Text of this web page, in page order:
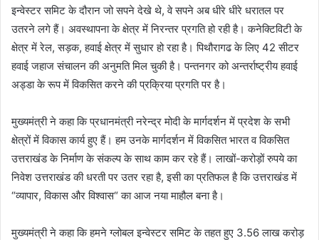
इन्वेस्टर समिट के दौरान जो सपने देखे थे, वे सपने अब धीरे धीरे धरातल पर
उतरने लगे हैं। अवस्थापना के क्षेत्र में निरन्तर प्रगति हो रही है। कनेक्टिविटी के
क्षेत्र में रेल, सड़क, हवाई क्षेत्र में सुधार हो रहा है। पिथौरागढ के लिए 42 सीटर
हवाई जहाज संचालन की अनुमति मिल चुकी है। पन्तनगर को अन्तर्राष्ट्रीय हवाई
अड्डा के रूप में विकसित करने की प्रक्रिया प्रगति पर है।
मुख्यमंत्री ने कहा कि प्रधानमंत्री नरेन्द्र मोदी के मार्गदर्शन में प्रदेश के सभी
क्षेत्रों में विकास कार्य हुए हैं। हम उनके मार्गदर्शन में विकसित भारत व विकसित
उत्तराखंड के निर्माण के संकल्प के साथ काम कर रहे हैं। लाखों-करोड़ों रुपये का
निवेश उत्तराखंड की धरती पर उतर रहा है, इसी का प्रतिफल है कि उत्तराखंड में
“व्यापार, विकास और विश्वास“ का आज नया माहौल बना है।
मुख्यमंत्री ने कहा कि हमने ग्लोबल इन्वेस्टर समिट के तहत हुए 3.56 लाख करोड़